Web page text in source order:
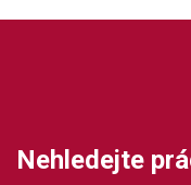
Nehledejte